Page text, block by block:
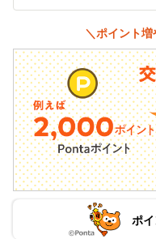
＼ポイント
ポ